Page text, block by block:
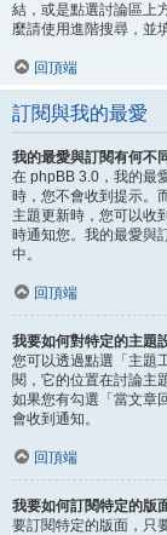
結，或是點選討論區上
麼請使用進階搜尋，並
回頂端
訂閱與我的最愛
我的最愛與訂閱有何不
在 phpBB 3.0，我的最
時，您不會收到提示。
主題更新時，您可以收
時通知您。我的最愛與
中。
回頂端
我要如何對特定的主題
您可以透過點選「主題
閱，它的位置在討論主
如果您有勾選「當文章
會收到通知。
回頂端
我要如何訂閱特定的版
要訂閱特定的版面，只